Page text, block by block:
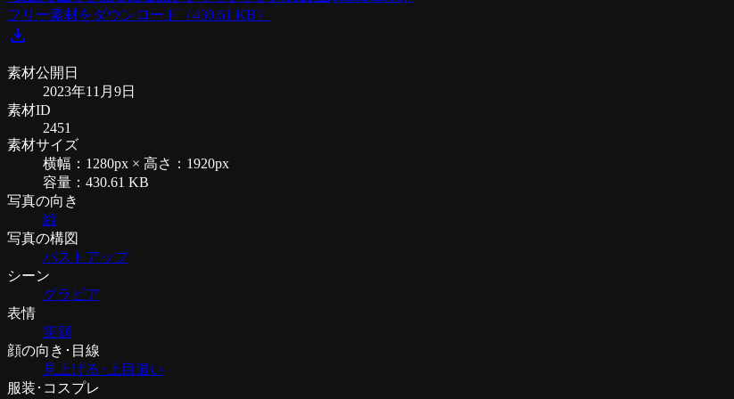
フリー素材をダウンロード
（430.61 KB）
download
素材公開日
2023年11月9日
素材ID
2451
素材サイズ
横幅：1280px × 高さ：1920px
容量：430.61 KB
写真の向き
縦
写真の構図
バストアップ
シーン
グラビア
表情
笑顔
顔の向き･目線
見上げる･上目遣い
服装･コスプレ